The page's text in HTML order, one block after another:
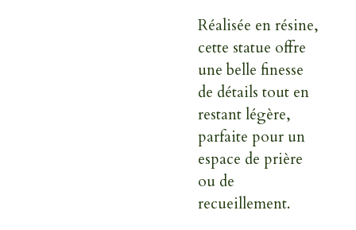
Réalisée en résine,
cette statue offre
une belle finesse
de détails tout en
restant légère,
parfaite pour un
espace de prière
ou de
recueillement.